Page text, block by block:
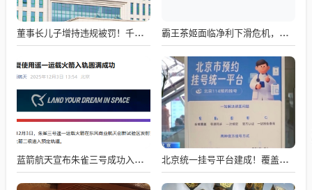
董事长儿子增持违规被罚！千红制药市值128亿，半年净赚2.58亿却踩雷信托5年 霸王茶姬面临净利下滑危机，急需策略调整与谋变
蓝箭航天宣布朱雀三号成功入轨，技术突破五大项，深入排查回收失败原因 北京统一挂号平台建成！覆盖近300家二三甲医院号源